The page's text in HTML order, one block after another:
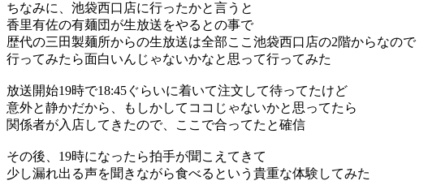
ちなみに、池袋西口店に行ったかと言うと
香里有佐の有麺団が生放送をやるとの事で
歴代の三田製麺所からの生放送は全部ここ池袋西口店の2階からなので
行ってみたら面白いんじゃないかなと思って行ってみた
放送開始19時で18:45ぐらいに着いて注文して待ってたけど
意外と静かだから、もしかしてココじゃないかと思ってたら
関係者が入店してきたので、ここで合ってたと確信
その後、19時になったら拍手が聞こえてきて
少し漏れ出る声を聞きながら食べるという貴重な体験してみた